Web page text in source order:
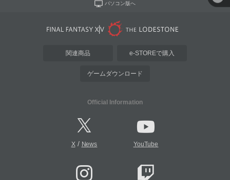
パソコン版へ
関連商品 e-STOREで購入
ゲームダウンロード
Official Information
X/ News YouTube